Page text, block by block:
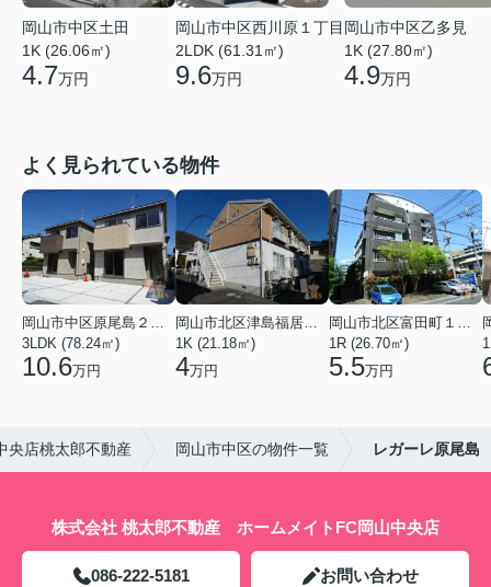
岡山市中区土田
1K (26.06㎡)
4.7万円
岡山市中区西川原１丁目
2LDK (61.31㎡)
9.6万円
岡山市中区乙多見
1K (27.80㎡)
4.9万円
よく見られている物件
岡山市中区原尾島２丁目
3LDK (78.24㎡)
10.6万円
岡山市北区津島福居１丁目
1K (21.18㎡)
4万円
岡山市北区富田町１丁目
1R (26.70㎡)
5.5万円
央店桃太郎不動産 岡山市中区の物件一覧 レガーレ原尾島
株式会社 桃太郎不動産 ホームメイトFC岡山中央店
086-222-5181 お問い合わせ